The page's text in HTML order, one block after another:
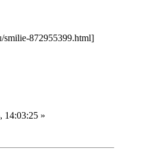
872955399.html]
14:03:25 »